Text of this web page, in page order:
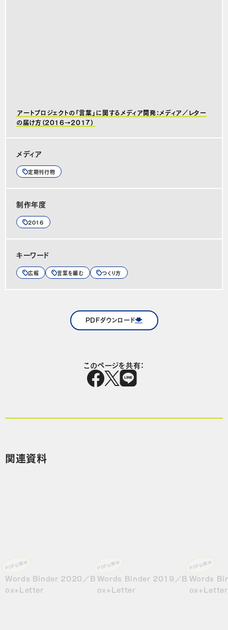
アートプロジェクトの「言葉」に関するメディア開発：メディア／レター
の届け方（2016→2017）
メディア
定期刊行物
制作年度
2016
キーワード
広報 言葉を編む つくり方
PDFダウンロード
このページを共有：
関連資料
Words Binder 2020／B
ox+Letter
PDF公開中
Words Binder 2019／B
ox+Letter
PDF公開中
Words
ox+Letter
PDF公開中